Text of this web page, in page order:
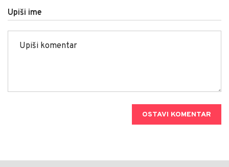
Upiši ime
OSTAVI KOMENTAR